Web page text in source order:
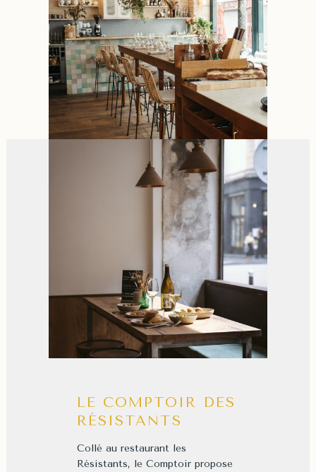
LE COMPTOIR DES
RÉSISTANTS
Collé au restaurant les
Résistants, le Comptoir propose